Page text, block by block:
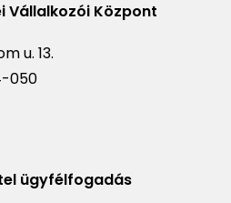
Vállalkozói Központ
u. 13.
050
ügyfélfogadás